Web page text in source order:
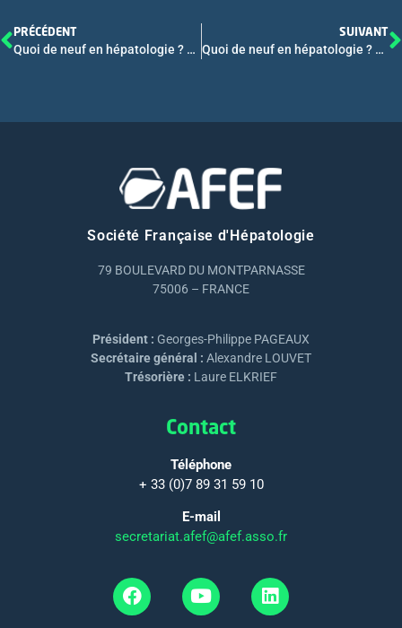
PRÉCÉDENT
Quoi de neuf en hépatologie ? Webconférence AFEF 2025 – Partie 2 : Hépatites Virales, Cirrhose grave, Transplantation Hépatique
SUIVANT
Quoi de neuf en hépatologie ? Webconférence AFEF 2025 – Intégrale
Société Française d'Hépatologie
79 BOULEVARD DU MONTPARNASSE
75006 – FRANCE
Président : Georges-Philippe PAGEAUX
Secrétaire général : Alexandre LOUVET
Trésorière : Laure ELKRIEF
Contact
Téléphone
+ 33 (0)7 89 31 59 10
E-mail
secretariat.afef@afef.asso.fr